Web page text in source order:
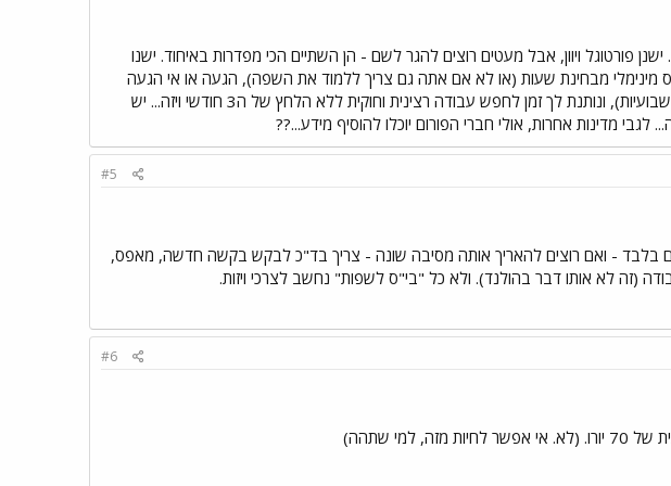
פורטוגל ויוון, אבל מעטים רוצים להגר לשם - הן השתיים הכי מפדרות באיחוד. ישנו
מינימלי מבחינת שעות (או לא אם אתה גם צריך ללמוד את השפה), הגעה או אי הגעה
לשיעורים, אתה מקבל ויזת סטודנט שמאפשרת לך לעבוד (כמדומני עד 20 שעות שבועיות), ונותנת לך זמן לחפש עבודה רצינית וחוקית ללא הלחץ של ה3 חודשי ויזה... יש
מדינות אחרות, אולי חברי הפורום יוכלו להוסיף מידע...??
#5
היא לתקופת הלימודים בלבד - ואם רוצים להאריך אותה מסיבה שונה - צריך בד"כ לבקש בקשה חדשה, מאפס,
(זה לא אותו דבר בהולנד). ולא כל "בי"ס לשפות" נחשב לצרכי ויזות.
#6